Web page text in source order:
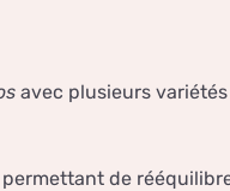
avec plusieurs variétés
permettant de